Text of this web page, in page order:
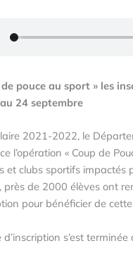
pouce au sport » les
24 septembre
2021-2022, le
l’opération « Coup de
et clubs sportifs impactés
près de 2000 élèves ont
pour bénéficier de
s’est terminée